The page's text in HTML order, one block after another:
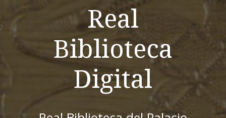
Real
Biblioteca
Digital